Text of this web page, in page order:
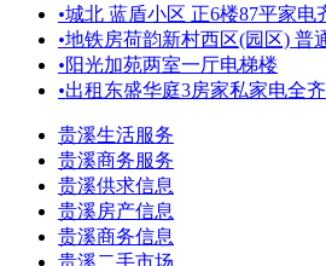
•城北 蓝盾小区 正6楼87平家电
•地铁房荷韵新村西区(园区) 普
•阳光加苑两室一厅电梯楼
•出租东盛华庭3房家私家电全
贵溪生活服务
贵溪商务服务
贵溪供求信息
贵溪房产信息
贵溪商务信息
贵溪二手市场